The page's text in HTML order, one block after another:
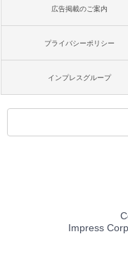
広告掲載のご案内
プライバシーポリシー
インプレスグループ
Impress